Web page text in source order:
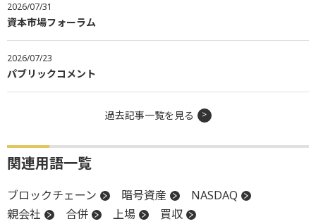
2026/07/31
資本市場フォーラム
2026/07/23
パブリックコメント
過去記事一覧を見る
関連用語一覧
ブロックチェーン 暗号資産
NASDAQ
親会社
合併 上場 買収